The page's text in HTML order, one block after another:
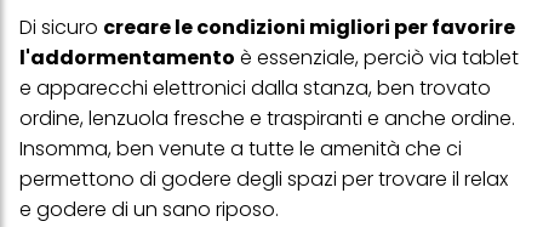
Di sicuro creare le condizioni migliori per favorire
l'addormentamento è essenziale, perciò via tablet
e apparecchi elettronici dalla stanza, ben trovato
ordine, lenzuola fresche e traspiranti e anche ordine.
Insomma, ben venute a tutte le amenità che ci
permettono di godere degli spazi per trovare il relax
e godere di un sano riposo.